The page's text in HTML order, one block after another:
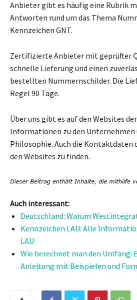
Anbieter gibt es häufig eine Rubrik
Antworten rund um das Thema
Kennzeichen GNT.
Zertifizierte Anbieter mit geprüfter
schnelle Lieferung und einen
bestellten Nummernschilder. Die
Regel 90 Tage.
Über uns gibt es auf den Websites
Informationen zu den Unternehmen
Philosophie. Auch die Kontaktdaten
den Websites zu finden.
Auch interessant:
Deutschland: Warum
Kennzeichen LAU: Alle
LAU
Wie berechnet man den Umfang:
Anleitung mit Beispielen und